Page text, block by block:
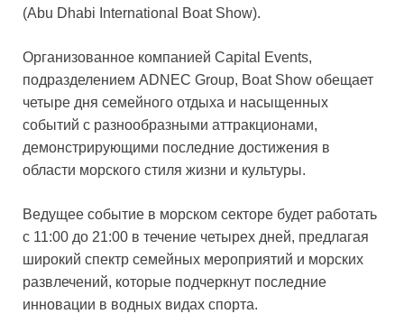
(Abu Dhabi International Boat Show).
Организованное компанией Capital Events,
подразделением ADNEC Group, Boat Show обещает
четыре дня семейного отдыха и насыщенных
событий с разнообразными аттракционами,
демонстрирующими последние достижения в
области морского стиля жизни и культуры.
Ведущее событие в морском секторе будет работать
с 11:00 до 21:00 в течение четырех дней, предлагая
широкий спектр семейных мероприятий и морских
развлечений, которые подчеркнут последние
инновации в водных видах спорта.